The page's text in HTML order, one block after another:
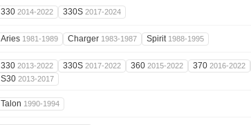
330 2014-2022 330S 2017-2024
Aries 1981-1989 Charger 1983-1987 Spirit 1988-1995
330 2013-2022 330S 2017-2022 360 2015-2022 370 2016-2022
S30 2013-2017
Talon 1990-1994